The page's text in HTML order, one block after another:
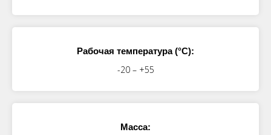
Рабочая температура (°C):
-20 – +55
Масса: